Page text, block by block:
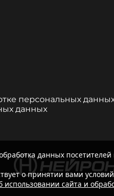
персональных
данных
данных
о принятии вами
сайта и